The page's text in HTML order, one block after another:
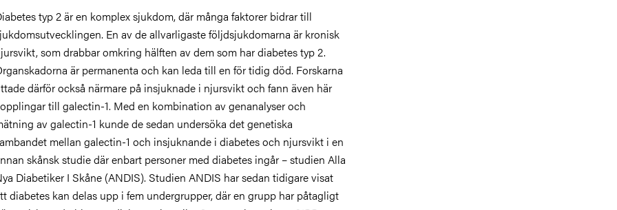
typ 2 är en komplex sjukdom, där många faktorer bidrar till
En av de allvarligaste följdsjukdomarna är kronisk
som drabbar omkring hälften av dem som har diabetes typ 2.
är permanenta och kan leda till en för tidig död. Forskarna
därför också närmare på insjuknade i njursvikt och fann även här
till galectin-1. Med en kombination av genanalyser och
av galectin-1 kunde de sedan undersöka det genetiska
mellan galectin-1 och insjuknande i diabetes och njursvikt i en
skånsk studie där enbart personer med diabetes ingår – studien Alla
Diabetiker I Skåne (ANDIS). Studien ANDIS har sedan tidigare visat
diabetes kan delas upp i fem undergrupper, där en grupp har påtagligt